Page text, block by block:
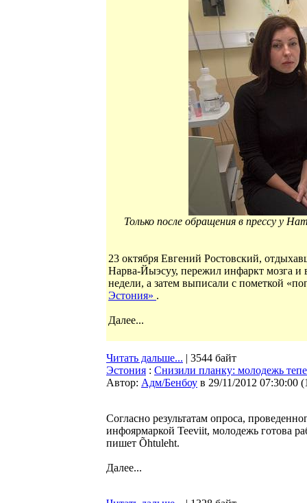
Только после обращения в прессу у
23 октября Евгений Ростовский,
Нарва-Йыэсуу, пережил инфаркт мозга и
недели, а затем выписали с пометкой
Эстония» .
Далее...
Читать дальше... | 3544 байт
Эстония : Снизили планку: молодежь
Автор: Адм/Бенбоу в 29/11/2012 07:30:00 (
Согласно результатам опроса,
инфоярмаркой Teeviit, молодежь готова
пишет Õhtuleht.
Далее...